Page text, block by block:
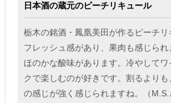
日本酒の蔵元のピーチリキュール
栃木の銘酒・鳳凰美田が作るピーチ
フレッシュ感があり、果肉も感じられ
ほのかな酸味があります。冷やして
クで楽しむのが好きです。割るより
の感じが強く感じられますね。（